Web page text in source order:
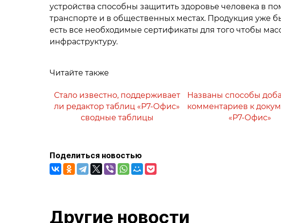
устройства способны защитить здоровье человека в
транспорте и в общественных местах. Продукция уже
есть все необходимые сертификаты для того чтобы
инфраструктуру.
Читайте также
Стало известно, поддерживает
ли редактор таблиц «Р7-Офис»
сводные таблицы
Названы способы
комментариев к
«Р7-Офис»
Поделиться новостью
Другие новости